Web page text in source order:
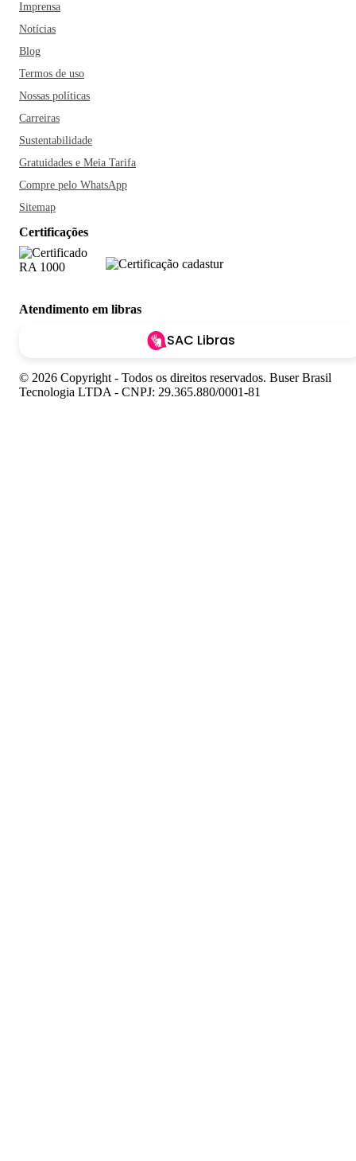
Imprensa
Notícias
Blog
Termos de uso
Nossas políticas
Carreiras
Sustentabilidade
Gratuidades e Meia Tarifa
Compre pelo WhatsApp
Sitemap
Certificações
Atendimento em libras
SAC Libras
© 2026 Copyright - Todos os direitos reservados. Buser Brasil
Tecnologia LTDA - CNPJ: 29.365.880/0001-81